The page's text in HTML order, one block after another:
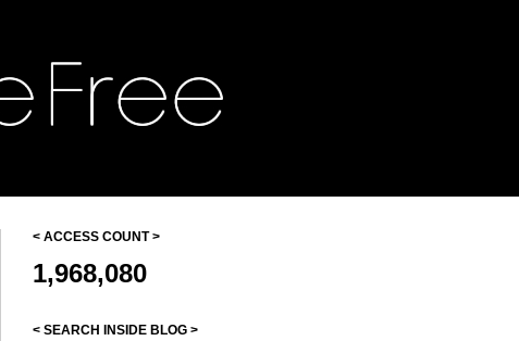
< ACCESS COUNT >
1,968,080
< SEARCH INSIDE BLOG >